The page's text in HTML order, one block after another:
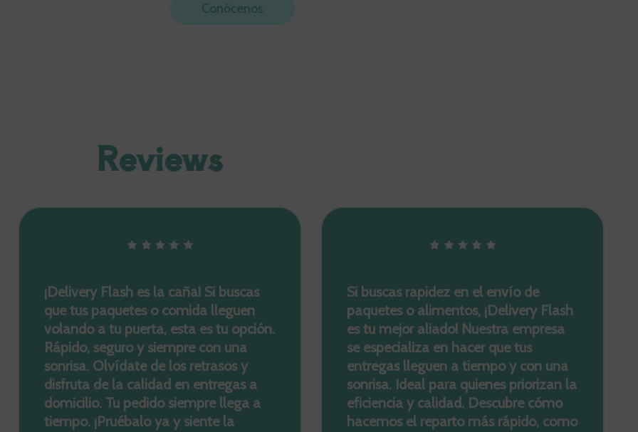
Conócenos
Reviews
¡Delivery Flash es la caña! Si buscas
que tus paquetes o comida lleguen
volando a tu puerta, esta es tu opción.
Rápido, seguro y siempre con una
sonrisa. Olvídate de los retrasos y
disfruta de la calidad en entregas a
domicilio. Tu pedido siempre llega a
tiempo. ¡Pruébalo ya y siente la
Si buscas rapidez en el envío de
paquetes o alimentos, ¡Delivery Flash
es tu mejor aliado! Nuestra empresa
se especializa en hacer que tus
entregas lleguen a tiempo y con una
sonrisa. Ideal para quienes priorizan la
eficiencia y calidad. Descubre cómo
hacemos el reparto más rápido, como